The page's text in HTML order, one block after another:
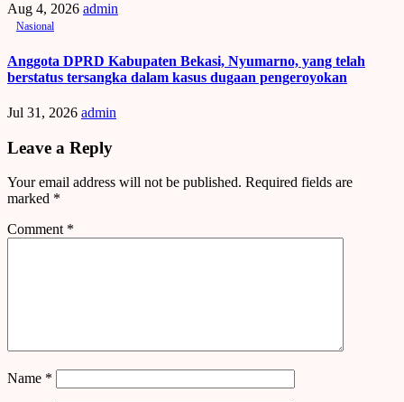
Aug 4, 2026 admin
Nasional
Anggota DPRD Kabupaten Bekasi, Nyumarno, yang telah
berstatus tersangka dalam kasus dugaan pengeroyokan
Jul 31, 2026 admin
Leave a Reply
Your email address will not be published. Required fields are
marked *
Comment *
Name *